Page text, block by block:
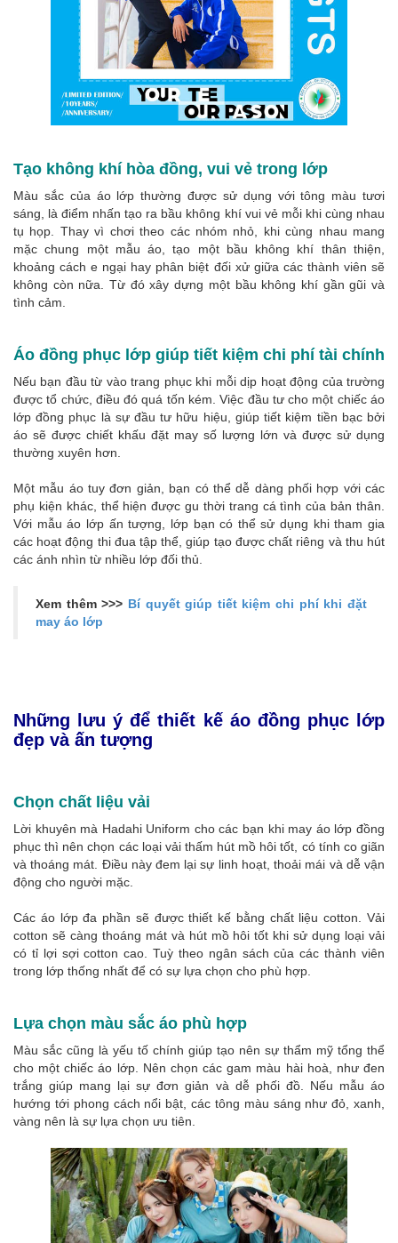
Tạo không khí hòa đồng, vui vẻ trong lớp
Màu sắc của áo lớp thường được sử dụng với tông màu tươi
sáng, là điểm nhấn tạo ra bầu không khí vui vẻ mỗi khi cùng nhau
tụ họp. Thay vì chơi theo các nhóm nhỏ, khi cùng nhau mang
mặc chung một mẫu áo, tạo một bầu không khí thân thiện,
khoảng cách e ngại hay phân biệt đối xử giữa các thành viên sẽ
không còn nữa. Từ đó xây dựng một bầu không khí gần gũi và
tình cảm.
Áo đồng phục lớp giúp tiết kiệm chi phí tài chính
Nếu bạn đầu từ vào trang phục khi mỗi dịp hoạt động của trường
được tổ chức, điều đó quá tốn kém. Việc đầu tư cho một chiếc áo
lớp đồng phục là sự đầu tư hữu hiệu, giúp tiết kiệm tiền bạc bởi
áo sẽ được chiết khấu đặt may số lượng lớn và được sử dụng
thường xuyên hơn.
Một mẫu áo tuy đơn giản, bạn có thể dễ dàng phối hợp với các
phụ kiện khác, thể hiện được gu thời trang cá tình của bản thân.
Với mẫu áo lớp ấn tượng, lớp bạn có thể sử dụng khi tham gia
các hoạt động thi đua tập thể, giúp tạo được chất riêng và thu hút
các ánh nhìn từ nhiều lớp đối thủ.
Xem thêm >>> Bí quyết giúp tiết kiệm chi phí khi đặt
may áo lớp
Những lưu ý để thiết kế áo đồng phục lớp
đẹp và ấn tượng
Chọn chất liệu vải
Lời khuyên mà Hadahi Uniform cho các bạn khi may áo lớp đồng
phục thì nên chọn các loại vải thấm hút mồ hôi tốt, có tính co giãn
và thoáng mát. Điều này đem lại sự linh hoạt, thoải mái và dễ vận
động cho người mặc.
Các áo lớp đa phần sẽ được thiết kế bằng chất liệu cotton. Vải
cotton sẽ càng thoáng mát và hút mồ hôi tốt khi sử dụng loại vải
có tỉ lợi sợi cotton cao. Tuỳ theo ngân sách của các thành viên
trong lớp thống nhất để có sự lựa chọn cho phù hợp.
Lựa chọn màu sắc áo phù hợp
Màu sắc cũng là yếu tố chính giúp tạo nên sự thẩm mỹ tổng thể
cho một chiếc áo lớp. Nên chọn các gam màu hài hoà, như đen
trắng giúp mang lại sự đơn giản và dễ phối đồ. Nếu mẫu áo
hướng tới phong cách nổi bật, các tông màu sáng như đỏ, xanh,
vàng nên là sự lựa chọn ưu tiên.